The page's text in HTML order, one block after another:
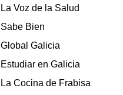
La Voz de la Salud
Sabe Bien
Global Galicia
Estudiar en Galicia
La Cocina de Frabisa